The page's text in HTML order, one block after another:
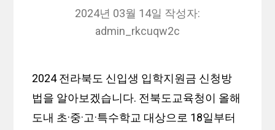
2024년 03월 14일 작성자:
admin_rkcuqw2c
2024 전라북도 신입생 입학지원금 신청방
법을 알아보겠습니다. 전북도교육청이 올해
도내 초·중·고·특수학교 대상으로 18일부터